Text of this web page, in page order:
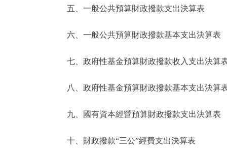
便民服務
仲介服務
政民互動
12345網上接訴即辦
參與調查
走進北京
五、一般公共預算財政撥款支出決算表
六、一般公共預算財政撥款基本支出決算表
七、政府性基金預算財政撥款收入支出決算
八、政府性基金預算財政撥款基本支出決算
九、國有資本經營預算財政撥款支出決算表
十、財政撥款“三公”經費支出決算表